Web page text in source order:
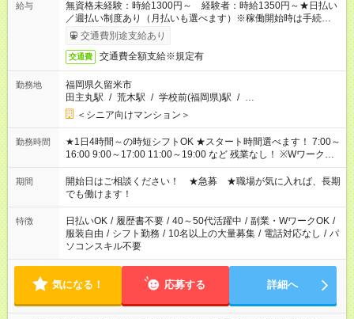
給与
無資格未経験：時給1300円～ 経験者：時給1350円～★日払い
／週払い制度あり（月払いも選べます）※稼働開始時は手続き完
了次第のお支払いとなります。
交通費別途支給あり
交通費 交通費全額支給※規定有
勤務地
福岡県久留米市
田主丸駅 / 荒木駅 / 学校前(福岡県)駅 / …
＜シニア向けマンション＞
勤務時間
★1日4時間～の時短シフトOK ★スタート時間選べます！ 7:00～
16:00 9:00～17:00 11:00～19:00 など 残業なし！ ※Wワークの
場合、他のお仕事と合わせ週40時間超の就業はご案内できませ
ん ※法令に基づき、週20時間以上勤務は社会保険への加入対象
となります ※労働者派遣法（日雇い派遣の原則禁止）により、
短時間・短期間の就業はご案内が難しい場合があります
期間
開始日はご相談ください！ ★急募 ★職場が気に入れば、長期
でも働けます！
特徴 日払いOK / 履歴書不要 / 40～50代活躍中 / 副業・WワークOK /
服装自由 / シフト勤務 / 10名以上の大量募集 / 電話対応なし / パ
ソコンスキル不要
気になる！ 応募する 詳細へ